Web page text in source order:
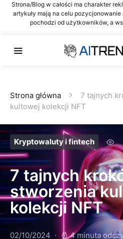
Strona/Blog w całości ma charakter
artykuły mają na celu
pochodzi od użytkowników, a
Strona główna
7 tajnych
kultowej kolekcji NFT
Kryptowaluty i fintech
7 tajnych
stworzenia
kolekcji NFT
02/10/2024 4 minuta